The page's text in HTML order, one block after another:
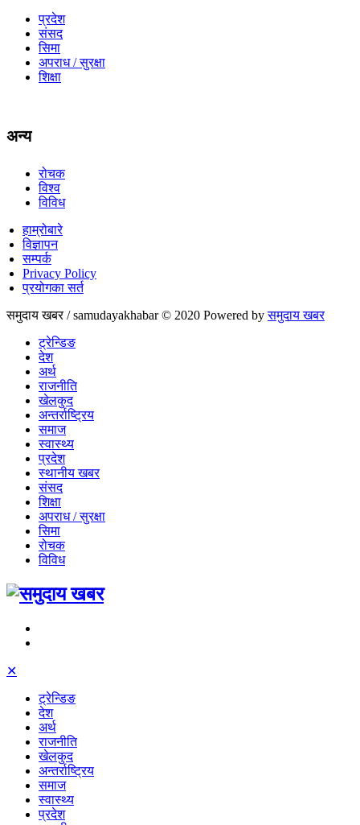
प्रदेश
संसद
सिमा
अपराध / सुरक्षा
शिक्षा
अन्य
रोचक
विश्व
विविध
हाम्रोबारे
विज्ञापन
सम्पर्क
Privacy Policy
प्रयोगका सर्त
समुदाय खबर / samudayakhabar © 2020 Powered byसमुदाय खबर
ट्रेन्डिङ
देश
अर्थ
राजनीति
खेलकुद
अन्तर्राष्ट्रिय
समाज
स्वास्थ्य
प्रदेश
स्थानीय खबर
संसद
शिक्षा
अपराध / सुरक्षा
सिमा
रोचक
विविध
✕
ट्रेन्डिङ
देश
अर्थ
राजनीति
खेलकुद
अन्तर्राष्ट्रिय
समाज
स्वास्थ्य
प्रदेश